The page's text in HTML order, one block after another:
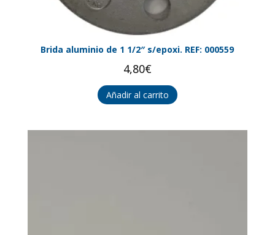
Brida aluminio de 1 1/2″ s/epoxi. REF: 000559
4,80€
Añadir al carrito